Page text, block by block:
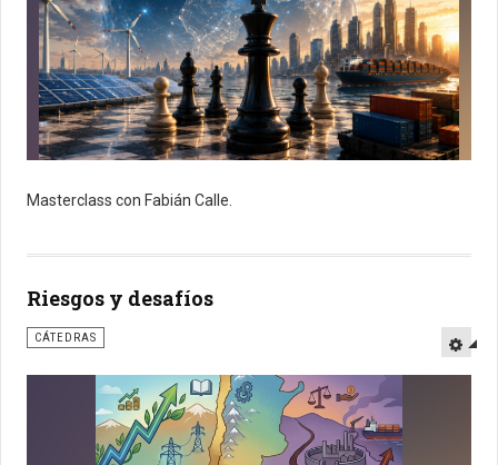
Masterclass con Fabián Calle.
Riesgos y desafíos
CÁTEDRAS